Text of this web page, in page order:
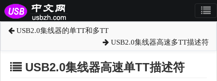
USB2.0集线器的单TT和多TT
USB2.0集线器高速多TT描述符
USB2.0集线器高速单TT描述符